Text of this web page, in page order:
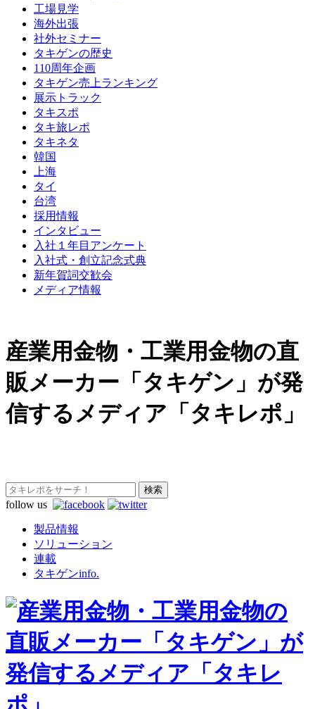
工場見学
海外出張
社外セミナー
タキゲンの歴史
110周年企画
タキゲン売上ランキング
展示トラック
タキスポ
タキ旅レポ
タキネタ
韓国
上海
タイ
台湾
採用情報
インタビュー
入社１年目アンケート
入社式・創立記念式典
新年賀詞交歓会
メディア情報
産業用金物・工業用金物の直
販メーカー「タキゲン」が発
信するメディア「タキレポ」
follow us
製品情報
ソリューション
連載
タキゲンinfo.